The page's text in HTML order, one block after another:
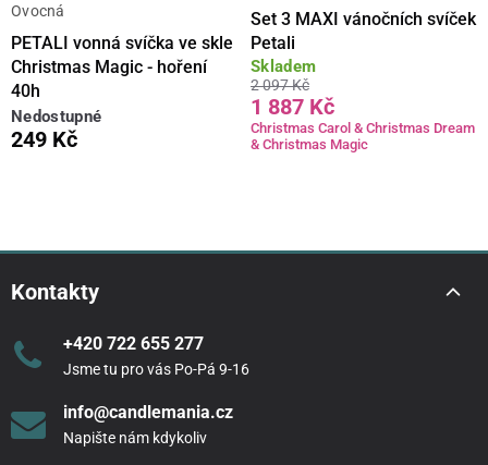
Ovocná
PETALI vonná svíčka ve skle
Christmas Magic - hoření
40h
Nedostupné
249 Kč
Set 3 MAXI vánočních svíček
Petali
Skladem
2 097 Kč
1 887 Kč
Christmas Carol & Christmas Dream
& Christmas Magic
Kontakty
+420 722 655 277
Jsme tu pro vás Po-Pá 9-16
info@candlemania.cz
Napište nám kdykoliv